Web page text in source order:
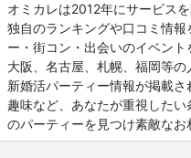
オミカレは2012年にサービス
独自のランキングや口コミ情
ー・街コン・出会いのイベント
大阪、名古屋、札幌、福岡等
新婚活パーティー情報が掲載
趣味など、あなたが重視した
のパーティーを見つけ素敵なお